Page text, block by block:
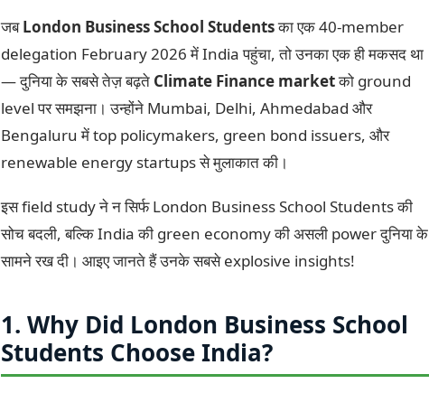
जबLondon Business School Studentsका एक 40-member
delegation February 2026 में India पहुंचा, तो उनका एक ही मकसद था
— दुनिया के सबसे तेज़ बढ़ते Climate Finance marketको ground
level पर समझना। उन्होंने Mumbai, Delhi, Ahmedabad और
Bengaluru में top policymakers, green bond issuers, और
renewable energy startups से मुलाकात की।
इस field study ने न सिर्फ London Business School Students की
सोच बदली, बल्कि India की green economy की असली power दुनिया के
सामने रख दी। आइए जानते हैं उनके सबसे explosive insights!
1. Why Did London Business School
Students Choose India?